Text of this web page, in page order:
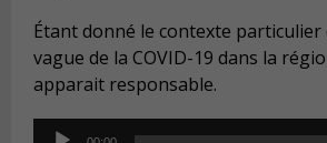
Étant donné le contexte particulier
vague de la COVID-19 dans la
apparait responsable.
Audio